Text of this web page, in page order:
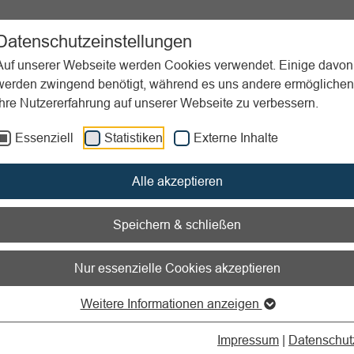
unserer Webseite werden Cookies verwendet. Einige davon
zwingend benötigt, während es uns andere
Nutzererfahrung auf unserer Webseite zu verbessern.
Essenziell Statistiken Externe Inhalte
Alle akzeptieren
Speichern & schließen
Nur essenzielle Cookies akzeptieren
Weitere Informationen anzeigen
Impressum |
Sportpraxis Aktuelles
einreichen
zum Readspeaker öffnen
einreichen
eigenen Großgeräteaufbau, welchen Sie gerne in unserer
Wir freuen uns über Ihre Ideen!
eine Kurzbeschreibung und (wenn möglich) einer
E-Mail an